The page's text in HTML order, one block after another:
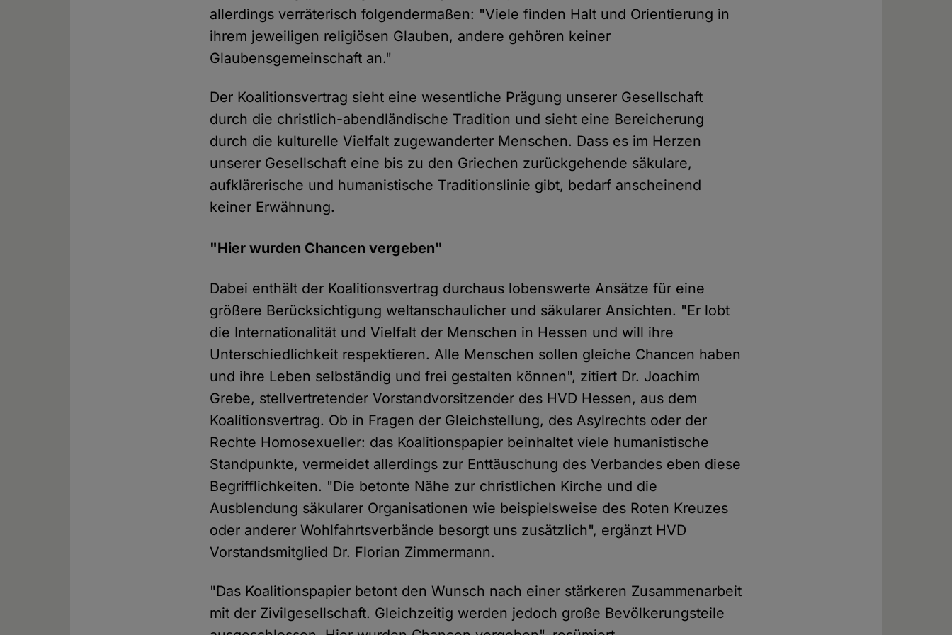
allerdings verräterisch folgendermaßen: "Viele finden Halt und Orientierung in
ihrem jeweiligen religiösen Glauben, andere gehören keiner
Glaubensgemeinschaft an."
Der Koalitionsvertrag sieht eine wesentliche Prägung unserer Gesellschaft
durch die christlich-abendländische Tradition und sieht eine Bereicherung
durch die kulturelle Vielfalt zugewanderter Menschen. Dass es im Herzen
unserer Gesellschaft eine bis zu den Griechen zurückgehende säkulare,
aufklärerische und humanistische Traditionslinie gibt, bedarf anscheinend
keiner Erwähnung.
"Hier wurden Chancen vergeben"
Dabei enthält der Koalitionsvertrag durchaus lobenswerte Ansätze für eine
größere Berücksichtigung weltanschaulicher und säkularer Ansichten. "Er lobt
die Internationalität und Vielfalt der Menschen in Hessen und will ihre
Unterschiedlichkeit respektieren. Alle Menschen sollen gleiche Chancen haben
und ihre Leben selbständig und frei gestalten können", zitiert Dr. Joachim
Grebe, stellvertretender Vorstandvorsitzender des HVD Hessen, aus dem
Koalitionsvertrag. Ob in Fragen der Gleichstellung, des Asylrechts oder der
Rechte Homosexueller: das Koalitionspapier beinhaltet viele humanistische
Standpunkte, vermeidet allerdings zur Enttäuschung des Verbandes eben diese
Begrifflichkeiten. "Die betonte Nähe zur christlichen Kirche und die
Ausblendung säkularer Organisationen wie beispielsweise des Roten Kreuzes
oder anderer Wohlfahrtsverbände besorgt uns zusätzlich", ergänzt HVD
Vorstandsmitglied Dr. Florian Zimmermann.
"Das Koalitionspapier betont den Wunsch nach einer stärkeren Zusammenarbeit
mit der Zivilgesellschaft. Gleichzeitig werden jedoch große Bevölkerungsteile